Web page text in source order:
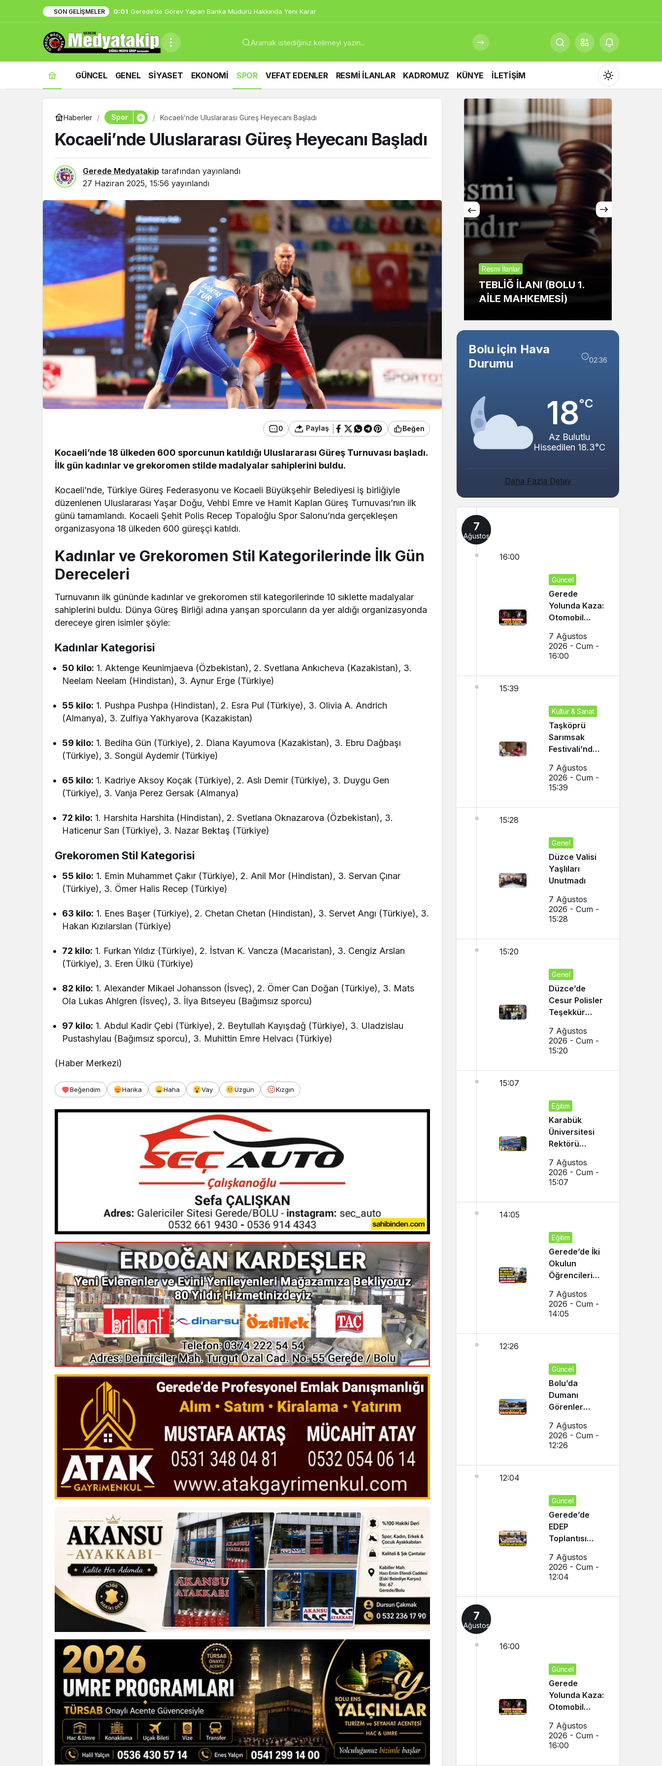
SON GELIŞMELER 0:01 Gerede’de Görev Yapan Banka Müdürü Hakkında Yeni Karar
GÜNCEL GENEL SİYASET EKONOMİ SPOR VEFAT EDENLER RESMİ İLANLAR KADROMUZ KÜNYE İLETİŞİM
Mod
değiştir
Gündüz Modu
Gündüz modunu seçin.
Gece Modu
Gece modunu seçin.
Sistem Modu
Sistem modunu seçin.
Haberler Spor Kocaeli’nde Uluslararası Güreş Heyecanı Başladı
Kocaeli’nde Uluslararası Güreş Heyecanı Başladı
Gerede Medyatakip tarafından yayınlandı
27 Haziran 2025, 15:56 yayınlandı
0 Paylaş Beğen
Kocaeli’nde 18 ülkeden 600 sporcunun katıldığı Uluslararası Güreş Turnuvası başladı.
İlk gün kadınlar ve grekoromen stilde madalyalar sahiplerini buldu.
Kocaeli’nde, Türkiye Güreş Federasyonu ve Kocaeli Büyükşehir Belediyesi iş birliğiyle
düzenlenen Uluslararası Yaşar Doğu, Vehbi Emre ve Hamit Kaplan Güreş Turnuvası’nın ilk
günü tamamlandı. Kocaeli Şehit Polis Recep Topaloğlu Spor Salonu’nda gerçekleşen
organizasyona 18 ülkeden 600 güreşçi katıldı.
Kadınlar ve Grekoromen Stil Kategorilerinde İlk Gün
Dereceleri
Turnuvanın ilk gününde kadınlar ve grekoromen stil kategorilerinde 10 sıklette madalyalar
sahiplerini buldu. Dünya Güreş Birliği adına yarışan sporcuların da yer aldığı organizasyonda
dereceye giren isimler şöyle:
Kadınlar Kategorisi
50 kilo: 1. Aktenge Keunimjaeva (Özbekistan), 2. Svetlana Ankıcheva (Kazakistan), 3.
Neelam Neelam (Hindistan), 3. Aynur Erge (Türkiye)
55 kilo: 1. Pushpa Pushpa (Hindistan), 2. Esra Pul (Türkiye), 3. Olivia A. Andrich
(Almanya), 3. Zulfiya Yakhyarova (Kazakistan)
59 kilo: 1. Bediha Gün (Türkiye), 2. Diana Kayumova (Kazakistan), 3. Ebru Dağbaşı
(Türkiye), 3. Songül Aydemir (Türkiye)
65 kilo: 1. Kadriye Aksoy Koçak (Türkiye), 2. Aslı Demir (Türkiye), 3. Duygu Gen
(Türkiye), 3. Vanja Perez Gersak (Almanya)
72 kilo: 1. Harshita Harshita (Hindistan), 2. Svetlana Oknazarova (Özbekistan), 3.
Haticenur Sarı (Türkiye), 3. Nazar Bektaş (Türkiye)
Grekoromen Stil Kategorisi
55 kilo: 1. Emin Muhammet Çakır (Türkiye), 2. Anil Mor (Hindistan), 3. Servan Çınar
(Türkiye), 3. Ömer Halis Recep (Türkiye)
63 kilo: 1. Enes Başer (Türkiye), 2. Chetan Chetan (Hindistan), 3. Servet Angı (Türkiye), 3.
Hakan Kızılarslan (Türkiye)
72 kilo: 1. Furkan Yıldız (Türkiye), 2. İstvan K. Vancza (Macaristan), 3. Cengiz Arslan
(Türkiye), 3. Eren Ülkü (Türkiye)
82 kilo: 1. Alexander Mikael Johansson (İsveç), 2. Ömer Can Doğan (Türkiye), 3. Mats
Ola Lukas Ahlgren (İsveç), 3. İlya Bıtseyeu (Bağımsız sporcu)
97 kilo: 1. Abdul Kadir Çebi (Türkiye), 2. Beytullah Kayışdağ (Türkiye), 3. Uladzislau
Pustashylau (Bağımsız sporcu), 3. Muhittin Emre Helvacı (Türkiye)
(Haber Merkezi)
Beğendim Harika Haha Vay Üzgün Kızgın
Ünlü Oyuncu Ülkü Hilal
Çiftçi’nin Gerede
Bağlantısı Ortaya Çıktı
Güncel
Gerede’de Görev Yapan
Banka Müdürü Hakkında
Yeni Karar
Resmi İlanlar
TEBLİĞ İLANI (BOLU 1.
AİLE MAHKEMESİ)
Resmi İlanlar
TAŞINMAZ SATIŞ
İHALESİ (GEREDE
BELEDİYESİ)
Bolu için Hava
Durumu
02:36
18°C
Az Bulutlu
Hissedilen 18.3°C
Daha Fazla Detay
7
Ağustos
16:00
Güncel
Gerede
Yolunda Kaza:
Otomobil
Hurdaya
Döndü
7 Ağustos
2026 - Cum -
16:00
15:39
Kültür & Sanat
Taşköprü
Sarımsak
Festivali’nde
Yöresel
Lezzetler
7 Ağustos
2026 - Cum -
15:39
15:28
Genel
Düzce Valisi
Yaşlıları
Unutmadı
7 Ağustos
2026 - Cum -
15:28
15:20
Genel
Düzce’de
Cesur Polisler
Teşekkür
7 Ağustos
2026 - Cum -
15:20
15:07
Eğitim
Karabük
Üniversitesi
Rektörü
Aday
Öğrencilere
7 Ağustos
2026 - Cum -
15:07
14:05
Eğitim
Gerede’de İki
Okulun
Öğrencileri
Eğitim
Görecek
7 Ağustos
2026 - Cum -
14:05
12:26
Güncel
Bolu’da
Dumanı
Görenler
Ekipler
Seferber Oldu
7 Ağustos
2026 - Cum -
12:26
12:04
Güncel
Gerede’de
EDEP
Toplantısı
7 Ağustos
2026 - Cum -
12:04
7
Ağustos
16:00
Güncel
Gerede
Yolunda Kaza:
Otomobil
Hurdaya
Döndü
7 Ağustos
2026 - Cum -
16:00